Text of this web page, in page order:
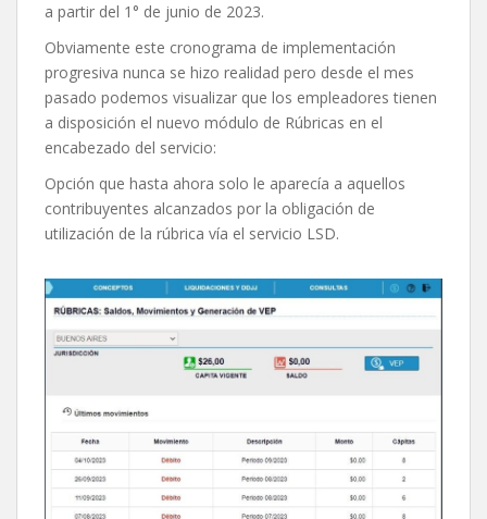
a partir del 1° de junio de 2023.
Obviamente este cronograma de implementación
progresiva nunca se hizo realidad pero desde el mes
pasado podemos visualizar que los empleadores tienen
a disposición el nuevo módulo de Rúbricas en el
encabezado del servicio:
Opción que hasta ahora solo le aparecía a aquellos
contribuyentes alcanzados por la obligación de
utilización de la rúbrica vía el servicio LSD.